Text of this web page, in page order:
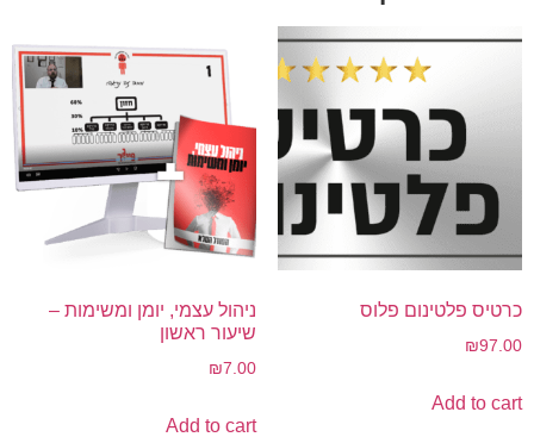
כרטיס פלטינום פלוס
₪97.00
Add to cart
ניהול עצמי, יומן ומשימות –
שיעור ראשון
₪7.00
Add to cart